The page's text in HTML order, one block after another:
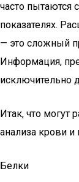
часто пытаются
показателях.
— это сложный
Информация,
исключительно
Итак, что могут
анализа крови и
Белки